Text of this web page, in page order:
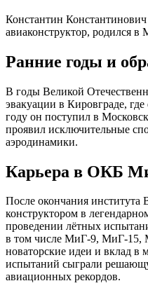
Константин
авиаконструктор, родился в
Ранние годы и
В годы Великой
эвакуации в Кировграде,
году он поступил в
проявил исключительные
аэродинамики.
Карьера в ОКБ
После окончания института
конструктором в
проведении лётных
в том числе МиГ-9, МиГ-
новаторские идеи и вклад в
испытаний сыграли
авиационных рекордов.